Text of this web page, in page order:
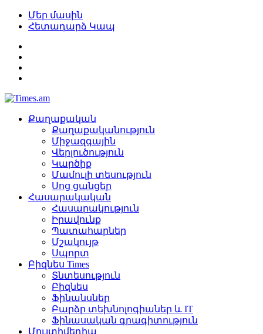
Մեր մասին
Հետադարձ Կապ
Քաղաքական
Քաղաքականություն
Միջազգային
Վերլուծություն
Կարծիք
Մամուլի տեսություն
Սոց ցանցեր
Հասարակական
Հասարակություն
Իրավունք
Պատահարներ
Մշակույթ
Սպորտ
Բիզնես Times
Տնտեսություն
Բիզնես
Ֆինանսներ
Բարձր տեխնոլոգիաներ և IT
Ֆինասական գրագիտություն
Մուլտիմեդիա